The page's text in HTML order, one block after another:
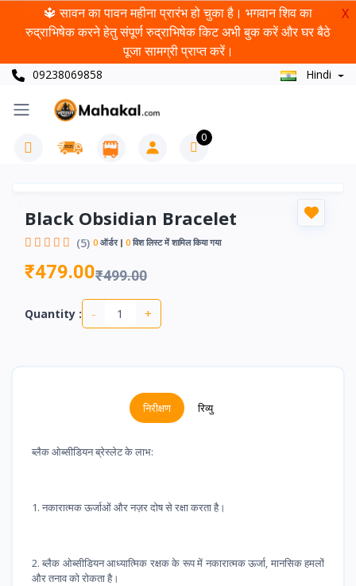
🔱 सावन का पावन महीना प्रारंभ हो चुका है। भगवान शिव का
रुद्राभिषेक करने हेतु संपूर्ण रुद्राभिषेक किट अभी बुक करें और घर बैठे
पूजा सामग्री प्राप्त करें।
X
09238069858 Hindi
0
Black Obsidian Bracelet
(5) 0 ऑर्डर 0 विश लिस्ट में शामिल किया गया
₹479.00₹499.00
Quantity : - +
निरीक्षण रिव्यु
ब्लैक ओब्सीडियन ब्रेस्लेट के लाभ:
1. नकारात्मक ऊर्जाओं और नज़र दोष से रक्षा करता है।
2. ब्लैक ओब्सीडियन आध्यात्मिक रक्षक के रूप में नकारात्मक ऊर्जा, मानसिक हमलों
और तनाव को रोकता है।